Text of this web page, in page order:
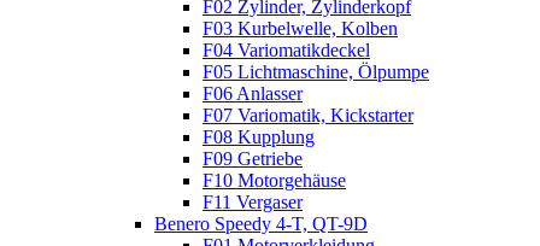
F02 Zylinder, Zylinderkopf
F03 Kurbelwelle, Kolben
F04 Variomatikdeckel
F05 Lichtmaschine, Ölpumpe
F06 Anlasser
F07 Variomatik, Kickstarter
F08 Kupplung
F09 Getriebe
F10 Motorgehäuse
F11 Vergaser
Benero Speedy 4-T, QT-9D